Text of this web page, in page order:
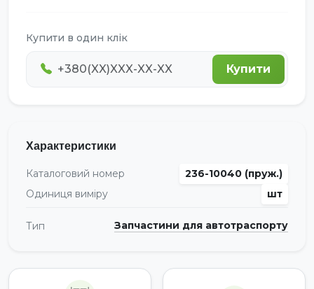
Купити в один клік
Купити
Характеристики
Каталоговий номер
236-10040 (пруж.)
Одиниця виміру
шт
Тип Запчастини для автотраспорту